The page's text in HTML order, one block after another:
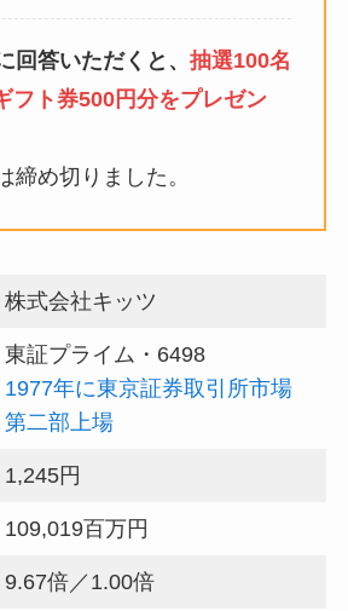
答いただくと、 抽選100名
フト券500円分をプレゼン
め切りました。
株式会社キッツ
東証プライム・6498
1977年に東京証券取引所市場
第二部上場
1,245円
109,019百万円
9.67倍／1.00倍